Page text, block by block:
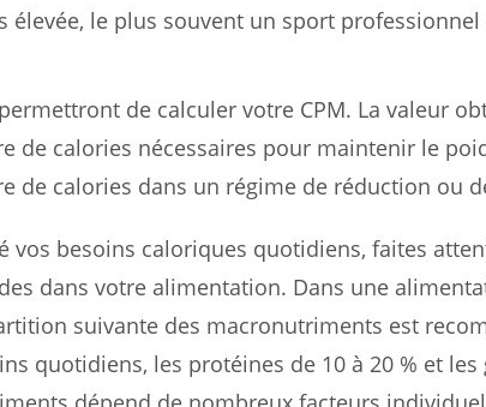
élevée, le plus souvent un sport
de calculer votre CPM. La valeur
de calories nécessaires pour maintenir le
de calories dans un régime de réduction ou
vos besoins caloriques quotidiens, faites
dans votre alimentation. Dans une
suivante des macronutriments est
quotidiens, les protéines de 10 à 20 % et les